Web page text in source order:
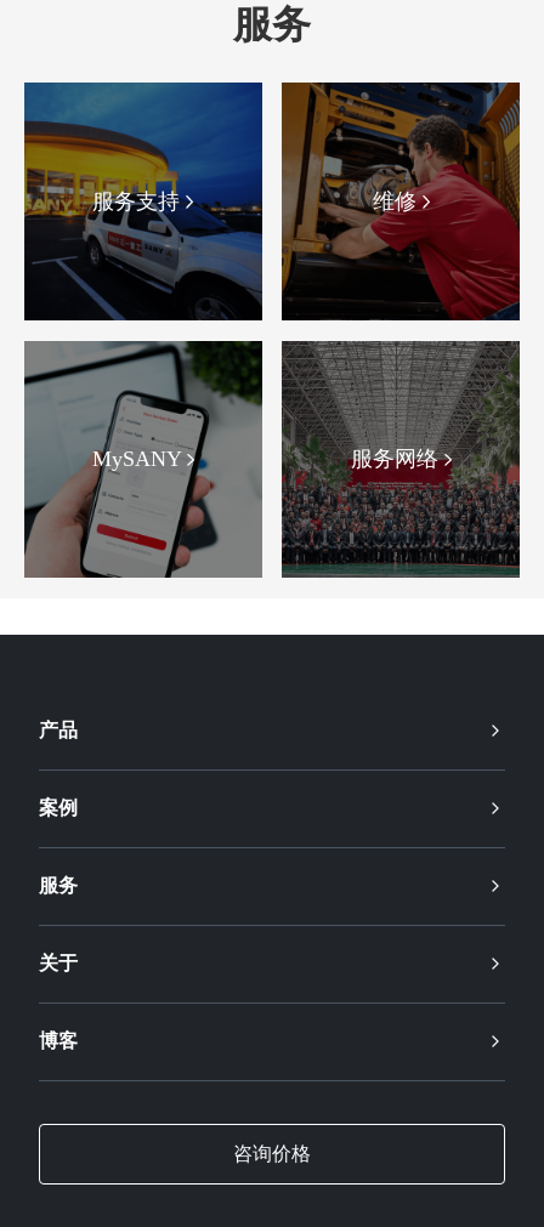
服务
服务支持 维修
MySANY 服务网络
产品
案例
服务
关于
博客
咨询价格